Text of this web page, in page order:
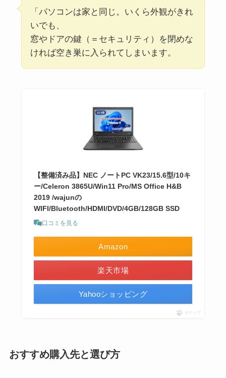
「パソコンは家と同じ。いくら外観がきれ
いでも、
窓やドアの鍵（＝セキュリティ）を閉めな
ければ空き巣に入られてしまいます。
【整備済み品】NEC ノートPC VK23/15.6型/10キ
ー/Celeron 3865U/Win11 Pro/MS Office H&B
2019 /wajunの
WIFI/Bluetooth/HDMI/DVD/4GB/128GB SSD
口コミを見る
Amazon
楽天市場
Yahooショッピング
ポチップ
おすすめ購入先と選び方